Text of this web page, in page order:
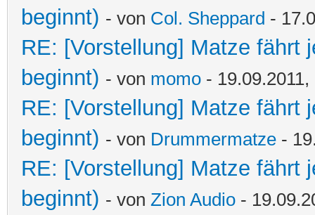
beginnt) - von Col. Sheppard -
RE: [Vorstellung] Matze fährt
beginnt) - von momo - 19.09.2011,
RE: [Vorstellung] Matze fährt
beginnt) - von Drummermatze -
RE: [Vorstellung] Matze fährt
beginnt) - von Zion Audio -